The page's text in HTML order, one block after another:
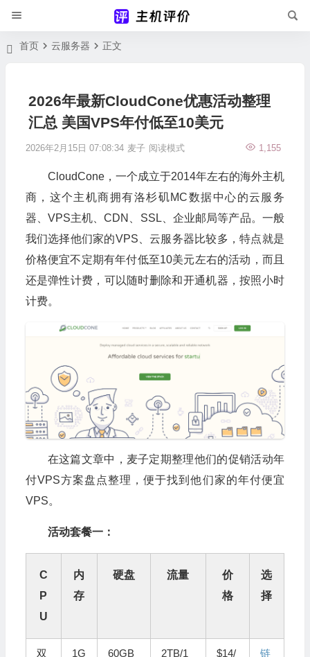
首页 云服务器 正文
2026年最新CloudCone优惠活动整理
汇总 美国VPS年付低至10美元
2026年2月15日 07:08:34 麦子 1,155
阅读模式
CloudCone，一个成立于2014年左右的海外主机
商，这个主机商拥有洛杉矶MC数据中心的云服务
器、VPS主机、CDN、SSL、企业邮局等产品。一般
我们选择他们家的VPS、云服务器比较多，特点就是
价格便宜不定期有年付低至10美元左右的活动，而且
还是弹性计费，可以随时删除和开通机器，按照小时
计费。
在这篇文章中，麦子定期整理他们的促销活动年
付VPS方案盘点整理，便于找到他们家的年付便宜
VPS。
活动套餐一：
C
P
U
内
存
硬盘 流量
价
格
选
择
双
1G
60GB
2TB/1
$14/
链